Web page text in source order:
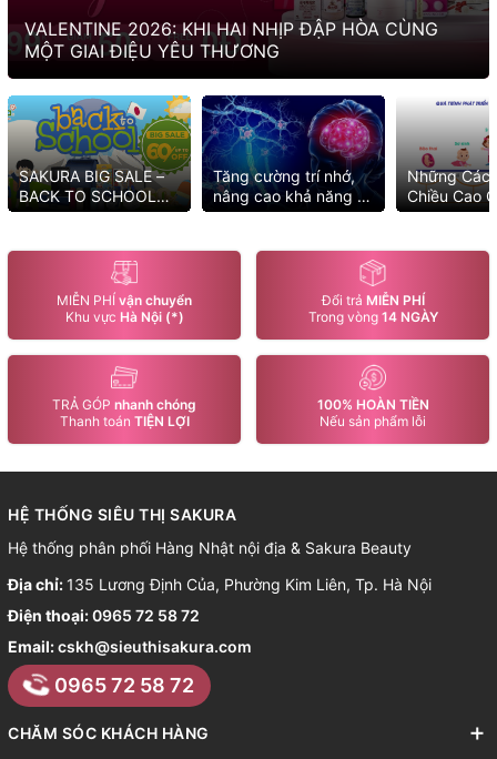
VALENTINE 2026: KHI HAI NHỊP ĐẬP HÒA CÙNG
MỘT GIAI ĐIỆU YÊU THƯƠNG
SAKURA BIG SALE –
BACK TO SCHOOL
2025 MUA NGAY KẺO
Tăng cường trí nhớ,
nâng cao khả năng tư
duy với những cách
Những
Chiều Cao
Tốt Nhất
MIỄN PHÍ vận chuyển
Khu vực Hà Nội (*)
Đổi trả MIỄN PHÍ
Trong vòng 14 NGÀY
TRẢ GÓP nhanh chóng
Thanh toán TIỆN LỢI
100% HOÀN TIỀN
Nếu sản phẩm lỗi
HỆ THỐNG SIÊU THỊ SAKURA
Hệ thống phân phối Hàng Nhật nội địa & Sakura Beauty
Địa chỉ: 135 Lương Định Của, Phường Kim Liên, Tp. Hà Nội
Điện thoại:0965 72 58 72
Email:cskh@sieuthisakura.com
0965 72 58 72
CHĂM SÓC KHÁCH HÀNG